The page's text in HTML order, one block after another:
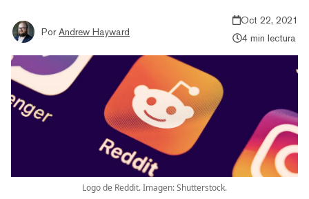
Por Andrew Hayward
Oct 22, 2021
4 min lectura
Logo de Reddit. Imagen: Shutterstock.